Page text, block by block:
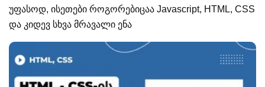
უფასოდ, ისეთები როგორებიცაა Javascript, HTML, CSS
და კიდევ სხვა მრავალი ენა